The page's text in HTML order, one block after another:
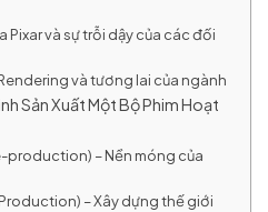
Pixar và sự trỗi dậy của các đối
và tương lai của ngành
Sản Xuất Một Bộ Phim Hoạt
production) – Nền móng của
– Xây dựng thế giới